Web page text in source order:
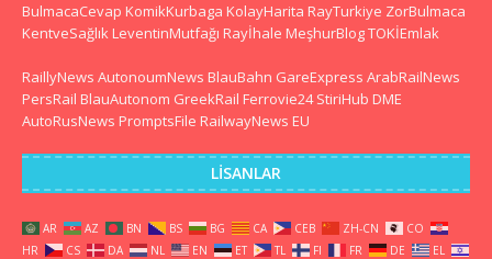
BulmacaCevap KomikKurbaga KolayHarita RayTurkiye ZorBulmaca
KentveSağlık LeventinMutfağı Rayİhale MeşhurBlogTOKİEmlak
RaillyNews AutonoumNews BlauBahn GareExpress ArabRailNews
PersRail BlauAutonom GreekRail Ferrovie24 StiriHub DME
AutoRusNews PromptsFile RailwayNews EU
LISANLAR
AR AZ BN BS BG CA CEB ZH-CN
CO
HR
CS DA NL EN ET TL FI FR DE
EL